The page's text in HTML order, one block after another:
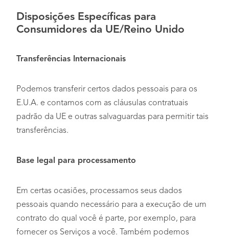
Disposições Específicas para
Consumidores da UE/Reino Unido
Transferências Internacionais
Podemos transferir certos dados pessoais para os
E.U.A. e contamos com as cláusulas contratuais
padrão da UE e outras salvaguardas para permitir tais
transferências.
Base legal para processamento
Em certas ocasiões, processamos seus dados
pessoais quando necessário para a execução de um
contrato do qual você é parte, por exemplo, para
fornecer os Serviços a você. Também podemos